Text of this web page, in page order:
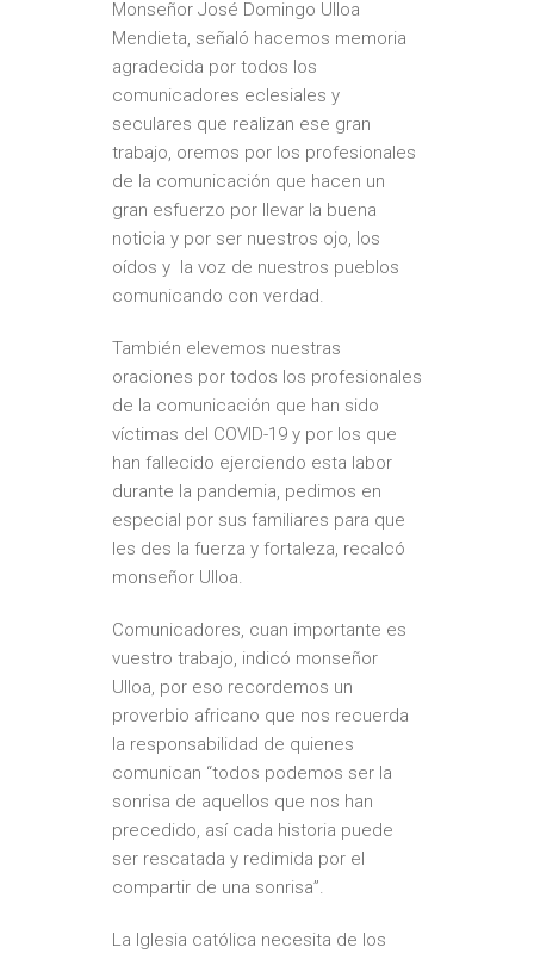
Monseñor José Domingo Ulloa
Mendieta, señaló hacemos memoria
agradecida por todos los
comunicadores eclesiales y
seculares que realizan ese gran
trabajo, oremos por los profesionales
de la comunicación que hacen un
gran esfuerzo por llevar la buena
noticia y por ser nuestros ojo, los
oídos y la voz de nuestros pueblos
comunicando con verdad.
También elevemos nuestras
oraciones por todos los profesionales
de la comunicación que han sido
víctimas del COVID-19 y por los que
han fallecido ejerciendo esta labor
durante la pandemia, pedimos en
especial por sus familiares para que
les des la fuerza y fortaleza, recalcó
monseñor Ulloa.
Comunicadores, cuan importante es
vuestro trabajo, indicó monseñor
Ulloa, por eso recordemos un
proverbio africano que nos recuerda
la responsabilidad de quienes
comunican “todos podemos ser la
sonrisa de aquellos que nos han
precedido, así cada historia puede
ser rescatada y redimida por el
compartir de una sonrisa”.
La Iglesia católica necesita de los